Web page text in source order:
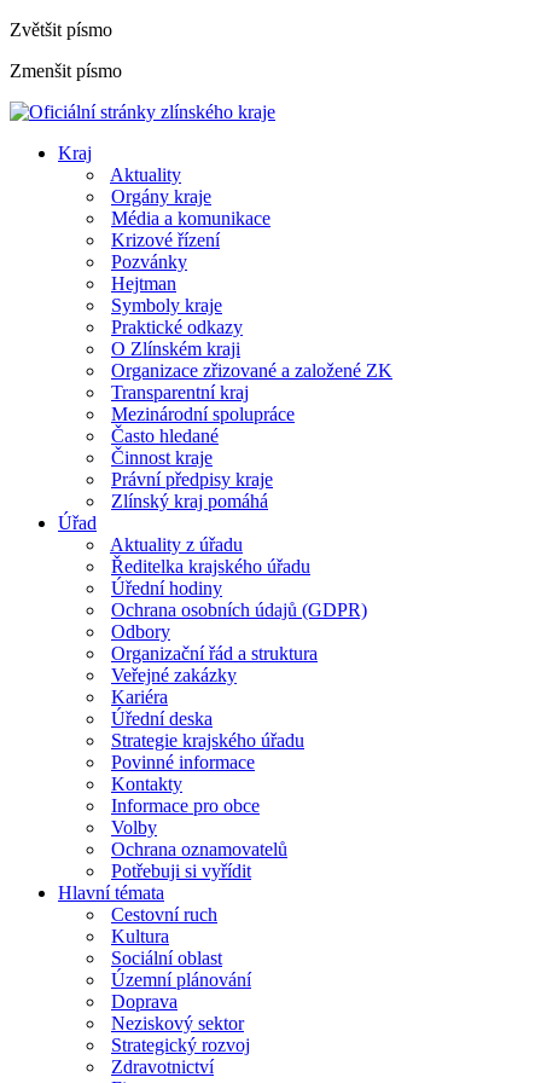
Zvětšit písmo
Zmenšit písmo
Kraj
Aktuality
Orgány kraje
Média a komunikace
Krizové řízení
Pozvánky
Hejtman
Symboly kraje
Praktické odkazy
O Zlínském kraji
Organizace zřizované a založené ZK
Transparentní kraj
Mezinárodní spolupráce
Často hledané
Činnost kraje
Právní předpisy kraje
Zlínský kraj pomáhá
Úřad
Aktuality z úřadu
Ředitelka krajského úřadu
Úřední hodiny
Ochrana osobních údajů (GDPR)
Odbory
Organizační řád a struktura
Veřejné zakázky
Kariéra
Úřední deska
Strategie krajského úřadu
Povinné informace
Kontakty
Informace pro obce
Volby
Ochrana oznamovatelů
Potřebuji si vyřídit
Hlavní témata
Cestovní ruch
Kultura
Sociální oblast
Územní plánování
Doprava
Neziskový sektor
Strategický rozvoj
Zdravotnictví